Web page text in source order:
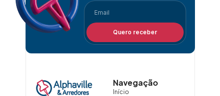
Quero receber
Navegação
Início